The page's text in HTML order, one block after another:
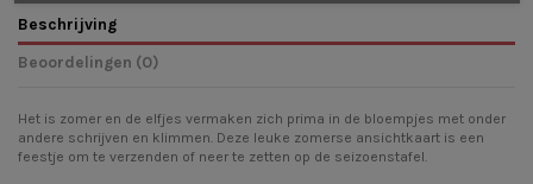
Beschrijving
Beoordelingen (0)
Het is zomer en de elfjes vermaken zich prima in de bloempjes met onder
andere schrijven en klimmen. Deze leuke zomerse ansichtkaart is een
feestje om te verzenden of neer te zetten op de seizoenstafel.